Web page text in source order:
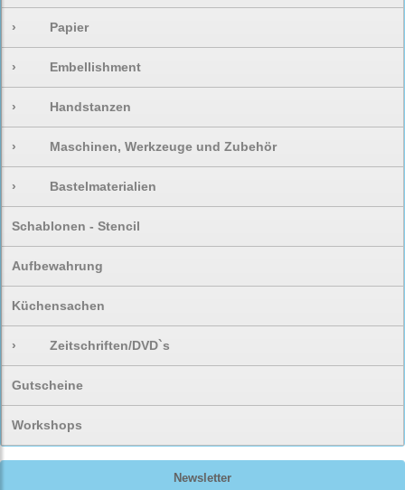
› Papier
› Embellishment
› Handstanzen
› Maschinen, Werkzeuge und Zubehör
› Bastelmaterialien
Schablonen - Stencil
Aufbewahrung
Küchensachen
› Zeitschriften/DVD`s
Gutscheine
Workshops
Newsletter